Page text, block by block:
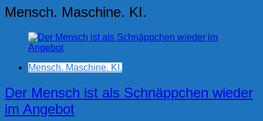
Mensch. Maschine. KI.
Mensch. Maschine. KI.
Der Mensch ist als Schnäppchen wieder
im Angebot